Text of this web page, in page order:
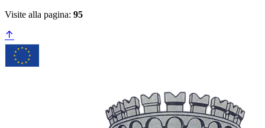
Visite alla pagina: 95